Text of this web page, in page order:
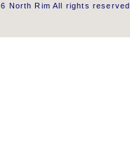
North Rim All rights reserved.